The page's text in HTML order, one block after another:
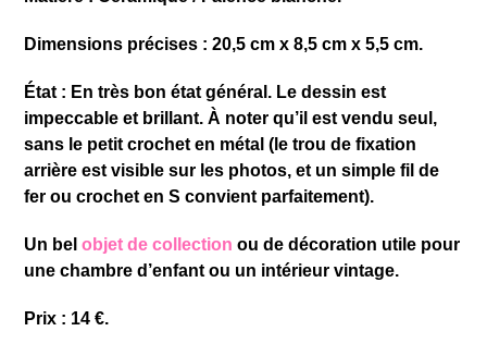
​Dimensions précises : 20,5 cm x 8,5 cm x 5,5 cm.
​État : En très bon état général. Le dessin est
impeccable et brillant. À noter qu’il est vendu seul,
sans le petit crochet en métal (le trou de fixation
arrière est visible sur les photos, et un simple fil de
fer ou crochet en S convient parfaitement).
​Un belobjet de collection ou de décoration utile pour
une chambre d’enfant ou un intérieur vintage.
Prix : 14 €.